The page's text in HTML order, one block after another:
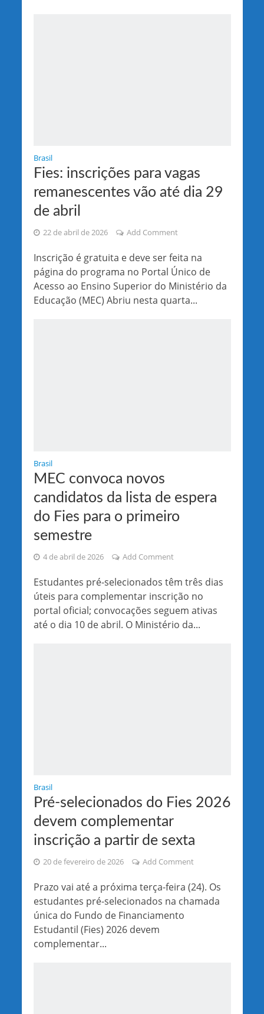
Brasil
Fies: inscrições para vagas
remanescentes vão até dia 29
de abril
22 de abril de 2026 Add Comment
Inscrição é gratuita e deve ser feita na
página do programa no Portal Único de
Acesso ao Ensino Superior do Ministério da
Educação (MEC) Abriu nesta quarta...
Brasil
MEC convoca novos
candidatos da lista de espera
do Fies para o primeiro
semestre
4 de abril de 2026 Add Comment
Estudantes pré-selecionados têm três dias
úteis para complementar inscrição no
portal oficial; convocações seguem ativas
até o dia 10 de abril. O Ministério da...
Brasil
Pré-selecionados do Fies 2026
devem complementar
inscrição a partir de sexta
20 de fevereiro de 2026 Add Comment
Prazo vai até a próxima terça-feira (24). Os
estudantes pré-selecionados na chamada
única do Fundo de Financiamento
Estudantil (Fies) 2026 devem
complementar...